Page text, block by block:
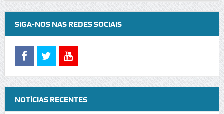
SIGA-NOS NAS REDES SOCIAIS
NOTÍCIAS RECENTES